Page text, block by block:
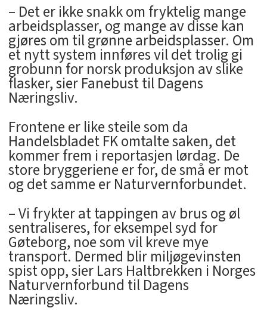
– Det er ikke snakk om fryktelig mange
arbeidsplasser, og mange av disse kan
gjøres om til grønne arbeidsplasser. Om
et nytt system innføres vil det trolig gi
grobunn for norsk produksjon av slike
flasker, sier Fanebust til Dagens
Næringsliv.
Frontene er like steile som da
Handelsbladet FK omtalte saken, det
kommer frem i reportasjen lørdag. De
store bryggeriene er for, de små er mot
og det samme er Naturvernforbundet.
– Vi frykter at tappingen av brus og øl
sentraliseres, for eksempel syd for
Gøteborg, noe som vil kreve mye
transport. Dermed blir miljøgevinsten
spist opp, sier Lars Haltbrekken i Norges
Naturvernforbund til Dagens
Næringsliv.